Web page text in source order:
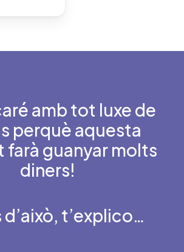
amb tot luxe de
perquè aquesta
farà guanyar molts
diners!
d’això, t’explico…